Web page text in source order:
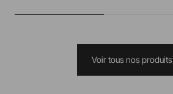
Voir tous nos produits